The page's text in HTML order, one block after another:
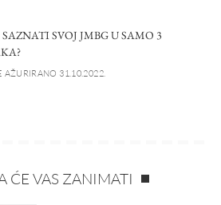
SVOJ JMBG U SAMO 3
AŽURIRANO 31.10.2022.
ĆE VAS ZANIMATI